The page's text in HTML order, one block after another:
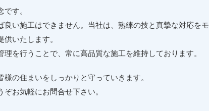
す。
い施工はできません。当社は、熟練の技と真摯な対応をモ
いたします。
を行うことで、常に高品質な施工を維持しております。
の住まいをしっかりと守っていきます。
お気軽にお問合せ下さい。